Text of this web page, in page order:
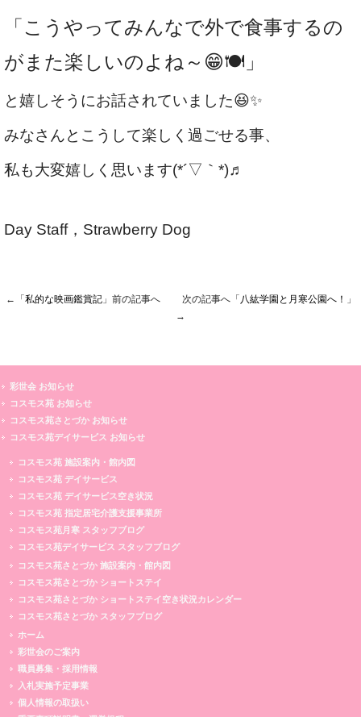
「こうやってみんなで外で食事するの
がまた楽しいのよね～😁🍽️」
と嬉しそうにお話されていました😆✨
みなさんとこうして楽しく過ごせる事、
私も大変嬉しく思います(*´▽｀*)♬
Day Staff，Strawberry Dog
←「 私的な映画鑑賞記」前の記事へ 次の記事へ「 八紘学園と月寒公園へ！
」
→
彩世会 お知らせ
コスモス苑 お知らせ
コスモス苑さとづか お知らせ
コスモス苑デイサービス お知らせ
コスモス苑 施設案内・館内図
コスモス苑 デイサービス
コスモス苑 デイサービス空き状況
コスモス苑 指定居宅介護支援事業所
コスモス苑月寒 スタッフブログ
コスモス苑デイサービス スタッフブログ
コスモス苑さとづか 施設案内・館内図
コスモス苑さとづか ショートステイ
コスモス苑さとづか ショートステイ空き状況カレンダー
コスモス苑さとづか スタッフブログ
ホーム
彩世会のご案内
職員募集・採用情報
入札実施予定事業
個人情報の取扱い